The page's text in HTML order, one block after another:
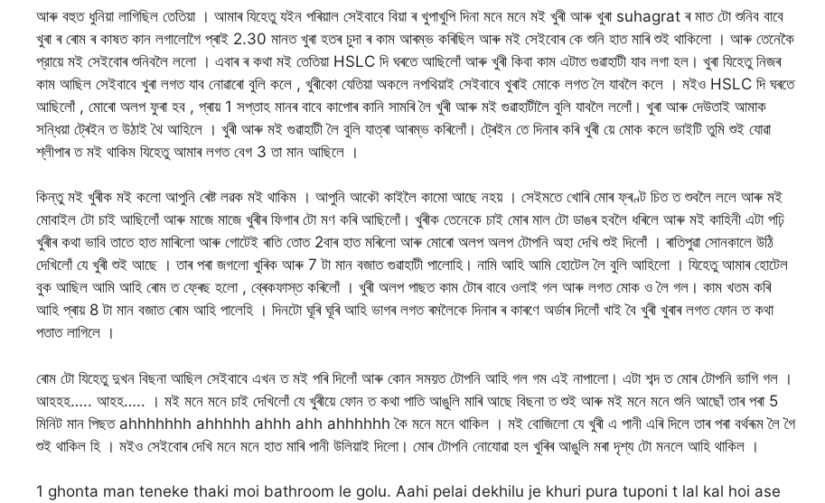
আৰু বহুত ধুনিয়া লাগিছিল তেতিয়া । আমাৰ যিহেতু যইন পৰিয়াল সেইবাবে বিয়া ৰ খুপাখুপি দিনা মনে মনে মই খুৰী আৰু খুৰা suhagrat ৰ মাত টো শুনিব বাবে
খুৰা ৰ ৰোম ৰ কাষত কান লগালোগৈ প্ৰাই 2.30 মানত খুৰা হতৰ চুদা ৰ কাম আৰম্ভ কৰিছিল আৰু মই সেইবোৰ কে শুনি হাত মাৰি শুই থাকিলো । আৰু তেনেকৈ
প্রায়ে মই সেইবোৰ শুনিবলৈ ললো । এবাৰ ৰ কথা মই তেতিয়া HSLC দি ঘৰতে আছিলোঁ আৰু খুৰী কিবা কাম এটাত গুৱাহাটী যাব লগা হল। খুৰা যিহেতু নিজৰ
কাম আছিল সেইবাবে খুৰা লগত যাব নোৱাৰো বুলি কলে , খুৰীকো যেতিয়া অকলে নপথিয়াই সেইবাবে খুৰাই মোকে লগত লৈ যাবলৈ কলে । মইও HSLC দি ঘৰতে
আছিলোঁ , মোৰো অলপ ফুৰা হব , প্ৰায় 1 সপ্তাহ মানৰ বাবে কাপোৰ কানি সামৰি লৈ খুৰী আৰু মই গুৱাহাটীলৈ বুলি যাবলৈ ললোঁ। খুৰা আৰু দেউতাই আমাক
সন্ধিয়া ট্ৰেইন ত উঠাই থৈ আহিলে । খুৰী আৰু মই গুৱাহাটী লৈ বুলি যাত্ৰা আৰম্ভ কৰিলোঁ। ট্ৰেইন তে দিনাৰ কৰি খুৰী য়ে মোক কলে ভাইটি তুমি শুই যোৱা
শ্লীপাৰ ত মই থাকিম যিহেতু আমাৰ লগত বেগ 3 তা মান আছিলে ।
কিন্তু মই খুৰীক মই কলো আপুনি ৰেষ্ট লৱক মই থাকিম । আপুনি আকৌ কাইলৈ কামো আছে নহয় । সেইমতে খোৰি মোৰ ফ্ৰণ্ট চিত ত শুবলৈ ললে আৰু মই
মোবাইল টো চাই আছিলোঁ আৰু মাজে মাজে খুৰীৰ ফিগাৰ টো মণ কৰি আছিলোঁ। খুৰীক তেনেকে চাই মোৰ মাল টো ডাঙৰ হবলৈ ধৰিলে আৰু মই কাহিনী এটা পঢ়ি
খুৰীৰ কথা ভাবি তাতে হাত মাৰিলো আৰু গোটেই ৰাতি তোত 2বাৰ হাত মৰিলো আৰু মোৰো অলপ অলপ টোপনি অহা দেখি শুই দিলোঁ । ৰাতিপুৱা সোনকালে উঠি
দেখিলোঁ যে খুৰী শুই আছে । তাৰ পৰা জগলো খুৰিক আৰু 7 টা মান বজাত গুৱাহাটী পালোহি। নামি আহি আমি হোটেল লৈ বুলি আহিলো । যিহেতু আমাৰ হোটেল
বুক আছিল আমি আহি ৰোম ত ফ্ৰেছ হলো , ব্ৰেকফাস্ত কৰিলোঁ । খুৰী অলপ পাছত কাম টোৰ বাবে ওলাই গল আৰু লগত মোক ও লৈ গল। কাম খতম কৰি
আহি প্ৰায় 8 টা মান বজাত ৰোম আহি পালেহি । দিনটো ঘূৰি ঘূৰি আহি ভাগৰ লগত ৰমলৈকে দিনাৰ ৰ কাৰণে অৰ্ডাৰ দিলোঁ খাই বৈ খুৰী খুৰাৰ লগত ফোন ত কথা
পতাত লাগিলে ।
ৰোম টো যিহেতু দুখন বিছনা আছিল সেইবাবে এখন ত মই পৰি দিলোঁ আৰু কোন সময়ত টোপনি আহি গল গম এই নাপালো। এটা শব্দ ত মোৰ টোপনি ভাগি গল ।
আহহহ….. আহহ….. । মই মনে মনে চাই দেখিলোঁ যে খুৰীয়ে ফোন ত কথা পাতি আঙুলি মাৰি আছে বিছনা ত শুই আৰু মই মনে মনে শুনি আছোঁ তাৰ পৰা 5
মিনিট মান পিছত ahhhhhhh ahhhhh ahhh ahh ahhhhhh কৈ মনে মনে থাকিল । মই বোজিলো যে খুৰী এ পানী এৰি দিলে তাৰ পৰা বৰ্থৰূম লৈ গৈ
শুই থাকিল হি । মইও সেইবোৰ দেখি মনে মনে হাত মাৰি পানী উলিয়াই দিলো। মোৰ টোপনি নোযোৱা হল খুৰিৰ আঙুলি মৰা দৃশ্য টো মনলে আহি থাকিল ।
1 ghonta man teneke thaki moi bathroom le golu. Aahi pelai dekhilu je khuri pura tuponi t lal kal hoi ase